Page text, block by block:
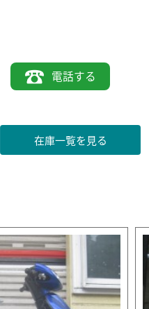
電話する
在庫一覧を見る